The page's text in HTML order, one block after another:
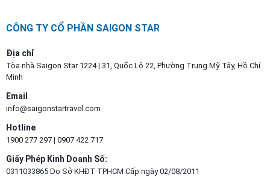
CÔNG TY CỔ PHẦN SAIGON STAR
Địa chỉ
Tòa nhà Saigon Star 1224 | 31, Quốc Lộ 22, Phường Trung Mỹ Tây, Hồ Chí
Minh
Email
info@saigonstartravel.com
Hotline
1900 277 297 | 0907 422 717
Giấy Phép Kinh Doanh Số:
0311033865 Do Sở KHĐT TPHCM Cấp ngày 02/08/2011